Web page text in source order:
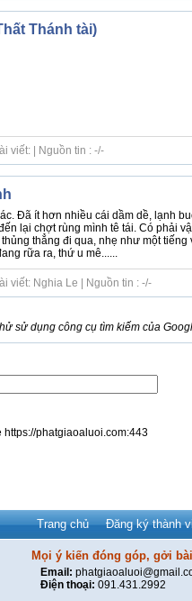
Thánh tài)
viết: | Nguồn tin : -/-
Đã ít hơn nhiều cái dầm dề, lạnh
lại chợt rùng mình tê tái. Có phải
thẳng đi qua, nhẹ như một tiếng
rữa ra, thứ u mê......
viết: Nghia Le | Nguồn tin : -/-
sử dụng công cụ tìm kiếm của
https://phatgiaoaluoi.com:443
Trang chủ Đăng ký thành
Mọi ý kiến đóng góp, gởi
Email:
Điện thoại: 091.431.2992